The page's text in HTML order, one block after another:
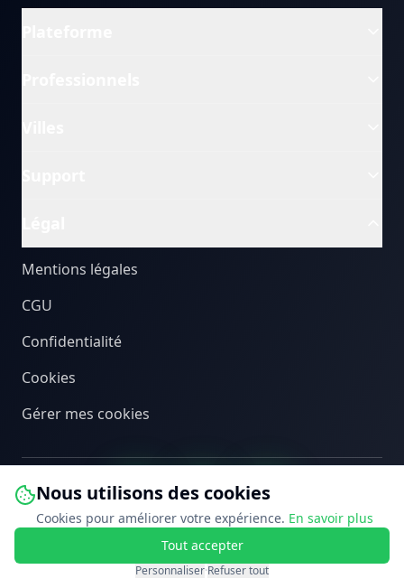
Nous utilisons des cookies
Cookies pour améliorer votre expérience. En savoir plus
Tout accepter
Personnaliser·Refuser tout
Mentions légales
CGU
Confidentialité
Cookies
Gérer mes cookies
PEB Connect. Tous droits réservés.